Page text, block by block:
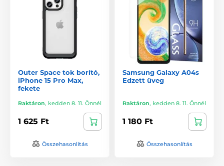
Outer Space tok borító,
iPhone 15 Pro Max,
fekete
Raktáron, kedden 8. 11. Önnél
1 625 Ft
Összehasonlítás
Samsung Galaxy A04s
Edzett üveg
Raktáron, kedden 8. 11. Önnél
1 180 Ft
Összehasonlítás